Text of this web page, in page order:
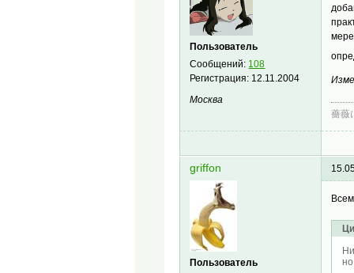
Пользователь
Сообщений: 108
Регистрация: 12.11.2004
Москва
薔薇
griffon
Пользователь